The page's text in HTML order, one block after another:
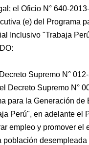
el Oficio N° 640-
(e) del Programa
Inclusivo "Trabaja
Supremo N°
Decreto Supremo N°
para la Generación de
Perú", en adelante el
empleo y promover el
población